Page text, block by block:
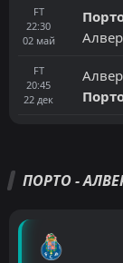
FT
22:30
02 май
FT
20:45
22 дек
ПОРТО -